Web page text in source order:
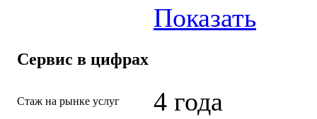
Показать
Сервис в цифрах
Стаж на рынке услуг 4 года